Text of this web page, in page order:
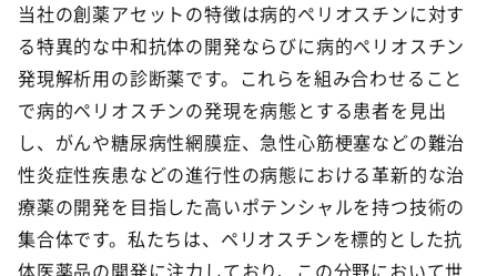
当社の創薬アセットの特徴は病的ペリオスチンに対す
る特異的な中和抗体の開発ならびに病的ペリオスチン
発現解析用の診断薬です。これらを組み合わせること
で病的ペリオスチンの発現を病態とする患者を見出
し、がんや糖尿病性網膜症、急性心筋梗塞などの難治
性炎症性疾患などの進行性の病態における革新的な治
療薬の開発を目指した高いポテンシャルを持つ技術の
集合体です。私たちは、ペリオスチンを標的とした抗
体医薬品の開発に注力しており、この分野において世